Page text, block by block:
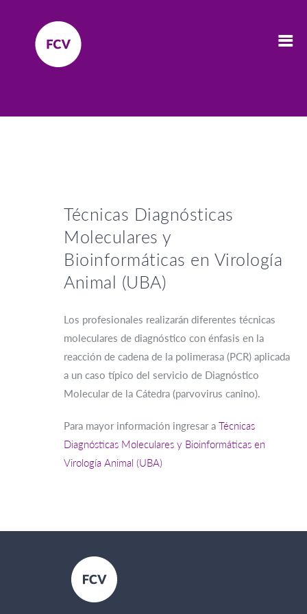
Técnicas Diagnósticas
Moleculares y
Bioinformáticas en Virología
Animal (UBA)
Los profesionales realizarán diferentes técnicas
moleculares de diagnóstico con énfasis en la
reacción de cadena de la polimerasa (PCR) aplicada
a un caso típico del servicio de Diagnóstico
Molecular de la Cátedra (parvovirus canino).
Para mayor información ingresar a Técnicas
Diagnósticas Moleculares y Bioinformáticas en
Virología Animal (UBA)